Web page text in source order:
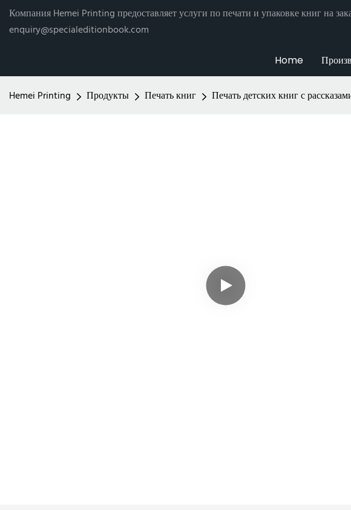
Компания Hemei Printing предоставляет услуги по печати и упаковке книг на
enquiry@specialeditionbook.com
Home
Hemei Printing Продукты Печать книг Печать детских книг с